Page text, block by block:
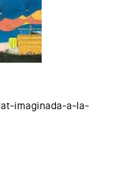
imaginada-a-la-